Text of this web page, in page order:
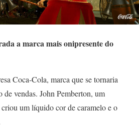
a marca mais onipresente do
Coca-Cola, marca que se tornaria
de vendas. John Pemberton, um
um líquido cor de caramelo e o